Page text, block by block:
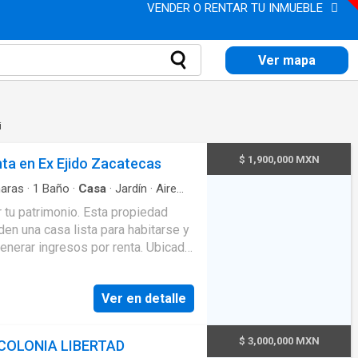
VENDER O RENTAR TU INMUEBLE
Ver mapa
en Ex Ejido Zacatecas
· 1 Baño · Casa · Jardín · Aire
patrimonio. Esta propiedad
una casa lista para habitarse y
ingresos por renta. Ubicada
convirtiéndola en una
Características
construcción Espacios cómodos
Cochera con piso de
excelente potencial para ampliar,
Ver en detalle
$ 1,900,000 MXN
LIBERTAD $ 3,000,000 MXN